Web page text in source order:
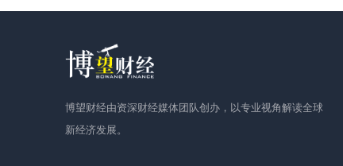
博望财经由资深财经媒体团队创办，以专业视角解读全球
新经济发展。